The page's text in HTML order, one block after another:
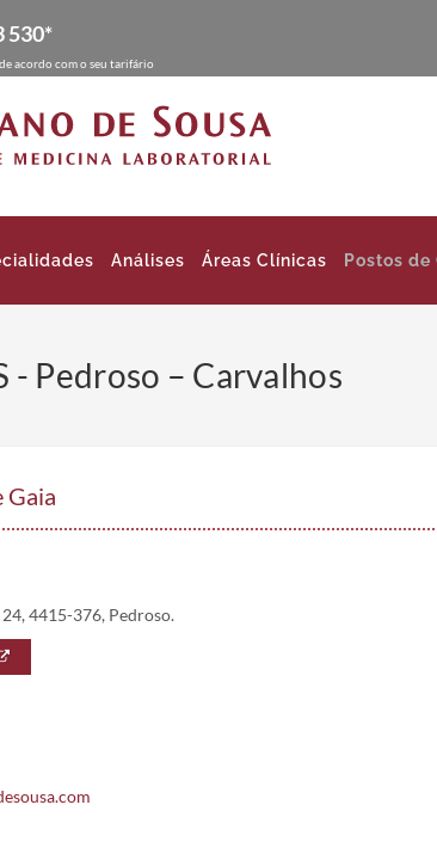
530*
acordo com o seu tarifário
Análises Áreas Clínicas Postos de
- Pedroso – Carvalhos
Gaia
24, 4415-376, Pedroso.